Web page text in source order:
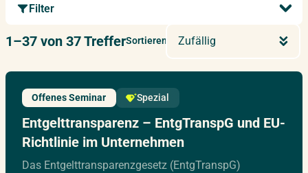
Filter
1–37 von 37 TrefferSortieren Zufällig
Offenes Seminar Spezial
Entgelttransparenz – EntgTranspG und EU-
Richtlinie im Unternehmen
Das Entgelttransparenzgesetz (EntgTranspG)